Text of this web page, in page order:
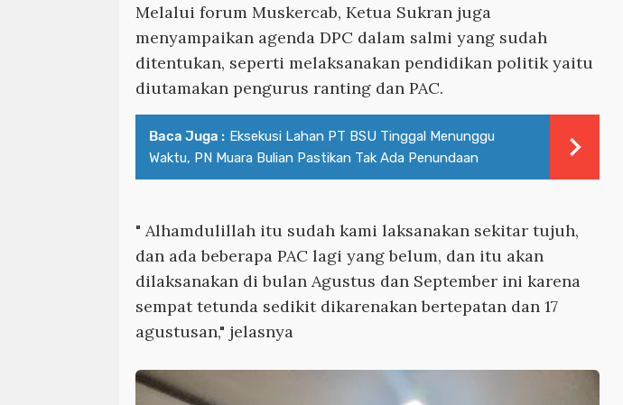
Melalui forum Muskercab, Ketua Sukran juga
menyampaikan agenda DPC dalam salmi yang sudah
ditentukan, seperti melaksanakan pendidikan politik yaitu
diutamakan pengurus ranting dan PAC.
Baca Juga : Eksekusi Lahan PT BSU Tinggal Menunggu
Waktu, PN Muara Bulian Pastikan Tak Ada Penundaan
" Alhamdulillah itu sudah kami laksanakan sekitar tujuh,
dan ada beberapa PAC lagi yang belum, dan itu akan
dilaksanakan di bulan Agustus dan September ini karena
sempat tetunda sedikit dikarenakan bertepatan dan 17
agustusan," jelasnya